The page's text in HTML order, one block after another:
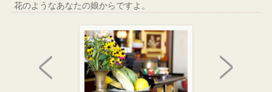
花のようなあなたの娘からですよ。